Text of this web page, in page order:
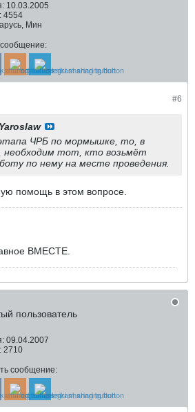
10.03.2005
4554
Мин
#6
Yaroslaw
ЧРБ по мормышке, то, в
необходим тот, кто возьмёт
по нему на месте проведения.
помощь в этом вопросе.
ВМЕСТЕ.
пользователь
09.04.2007
2710
сообщение: